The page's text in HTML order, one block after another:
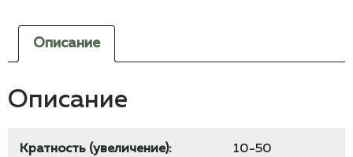
Описание
Описание
Кратность (увеличение): 10-50